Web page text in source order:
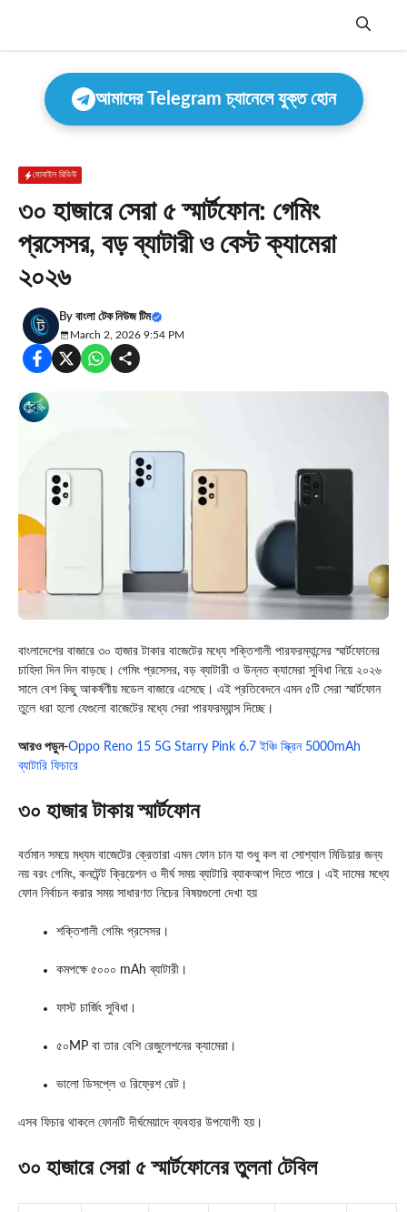
Menu
আমাদের Telegram চ্যানেলে যুক্ত হোন
মোবাইল রিভিউ
৩০ হাজারে সেরা ৫ স্মার্টফোন: গেমিং
প্রসেসর, বড় ব্যাটারী ও বেস্ট ক্যামেরা
২০২৬
By বাংলা টেক নিউজ টিম
March 2, 2026 9:54 PM
বাংলাদেশের বাজারে ৩০ হাজার টাকার বাজেটের মধ্যে শক্তিশালী পারফরম্যান্সের স্মার্টফোনের
চাহিদা দিন দিন বাড়ছে। গেমিং প্রসেসর, বড় ব্যাটারী ও উন্নত ক্যামেরা সুবিধা নিয়ে ২০২৬
সালে বেশ কিছু আকর্ষণীয় মডেল বাজারে এসেছে। এই প্রতিবেদনে এমন ৫টি সেরা স্মার্টফোন
তুলে ধরা হলো যেগুলো বাজেটের মধ্যে সেরা পারফরম্যান্স দিচ্ছে।
আরও পড়ুন-Oppo Reno 15 5G Starry Pink 6.7 ইঞ্চি স্ক্রিন 5000mAh
ব্যাটারি ফিচারে
৩০ হাজার টাকায় স্মার্টফোন
বর্তমান সময়ে মধ্যম বাজেটের ক্রেতারা এমন ফোন চান যা শুধু কল বা সোশ্যাল মিডিয়ার জন্য
নয় বরং গেমিং, কনটেন্ট ক্রিয়েশন ও দীর্ঘ সময় ব্যাটারি ব্যাকআপ দিতে পারে। এই দামের মধ্যে
ফোন নির্বাচন করার সময় সাধারণত নিচের বিষয়গুলো দেখা হয়
শক্তিশালী গেমিং প্রসেসর।
কমপক্ষে ৫০০০ mAh ব্যাটারী।
ফাস্ট চার্জিং সুবিধা।
৫০MP বা তার বেশি রেজুলেশনের ক্যামেরা।
ভালো ডিসপ্লে ও রিফ্রেশ রেট।
এসব ফিচার থাকলে ফোনটি দীর্ঘমেয়াদে ব্যবহার উপযোগী হয়।
৩০ হাজারে সেরা ৫ স্মার্টফোনের তুলনা টেবিল